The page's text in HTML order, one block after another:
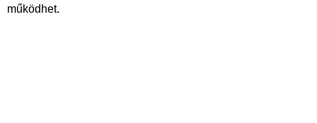
működhet.